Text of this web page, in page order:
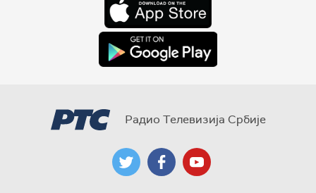
Радио Телевизија Србије